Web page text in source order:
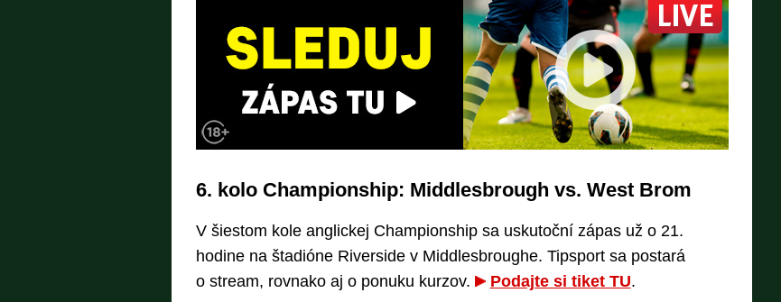
6. kolo Championship: Middlesbrough vs. West Brom
V šiestom kole anglickej Championship sa uskutoční zápas už o 21.
hodine na štadióne Riverside v Middlesbroughe. Tipsport sa postará
o stream, rovnako aj o ponuku kurzov.
Podajte si tiket TU.